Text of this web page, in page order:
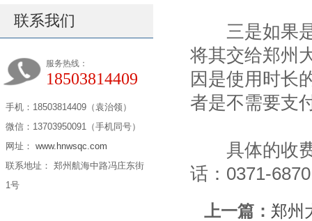
联系我们
服务热线：
18503814409
手机：18503814409（袁治领）
微信：13703950091（手机同号）
网址： www.hnwsqc.com
联系地址： 郑州航海中路冯庄东街
1号
三是如果是
将其交给郑州
因是使用时长
者是不需要支
具体的收费
话：0371-
上一篇： 郑州